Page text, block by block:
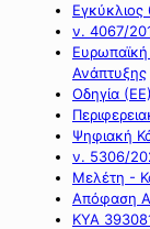
ν. 4067/
Ανάπτυξης
Οδηγία
Ψηφιακή
ν. 5306/
Μελέτη -
Απόφαση
ΚΥΑ